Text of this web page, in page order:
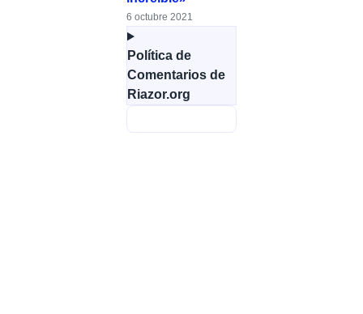
6 octubre 2021
Política de
Comentarios de
Riazor.org